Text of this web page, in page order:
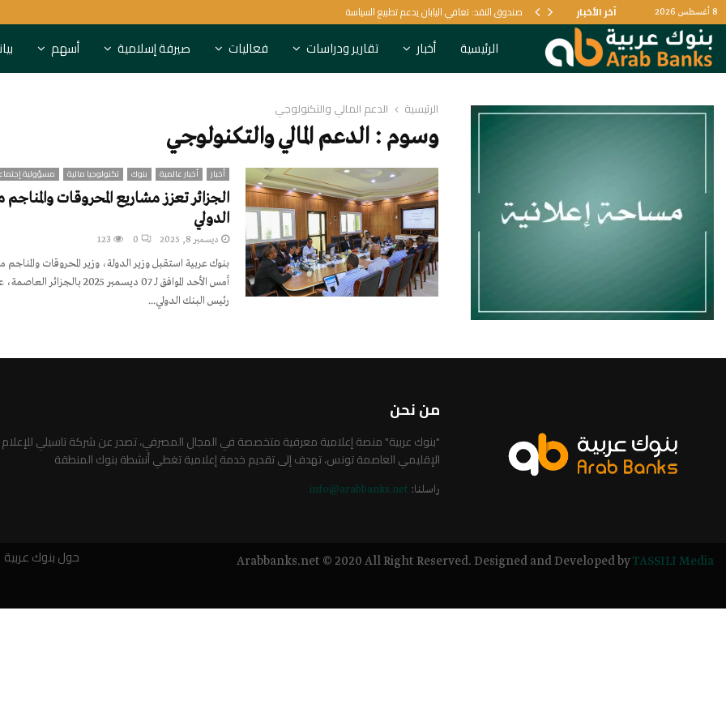
8 أغسطس 2026 آخر الأخبار البنكي صندوق النقد: تعافي اليابان يدعم تطبيع السياسة
الرئيسية أخبار تقارير ودراسات فعاليات صيرفة إسلامية أسهم
الرئيسية الدعم المالي والتكنولوجي
وسوم : الدعم المالي والتكنولوجي
أخبار أخبار عالمية بنوك تكنولوجيا مالية مسؤولية
الجزائر تعزز مشاريع المحروقات
الدولي
ديسمبر 8, 2025 0
123
بنوك عربية استقبل وزير الدولة، وزير المحروقات
أمس الأحد الموافق لـ 07 ديسمبر 2025
رئيس البنك الدولي...
من نحن
"بنوك عربية" منصة إعلامية معرفية متخصصة في المجال المصرفي، تصدر عن شركة تاسيلي
الإقليمي العاصمة تونس، تهدف إلى تقديم خدمة إعلامية تغطي أنشطة بنوك المنطقة
راسلنا: info@arabbanks.net
Arabbanks.net © 2020 All Right Reserved. Designed and Developed byTASSILI Media حول بنوك عربية